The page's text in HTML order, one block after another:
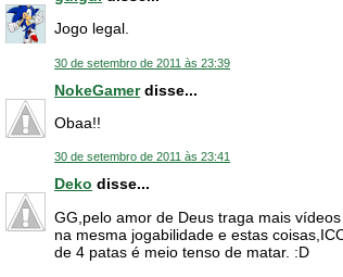
Jogo legal.
30 de setembro de 2011 às 23:39
NokeGamerdisse...
Obaa!!
30 de setembro de 2011 às 23:41
Deko disse...
GG,pelo amor de Deus traga mais
na mesma jogabilidade e estas
de 4 patas é meio tenso de matar. :D